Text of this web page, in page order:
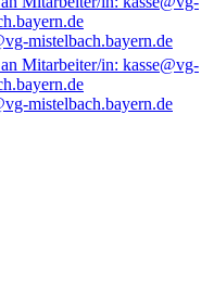
mistelbach.bayern.de
mistelbach.bayern.de